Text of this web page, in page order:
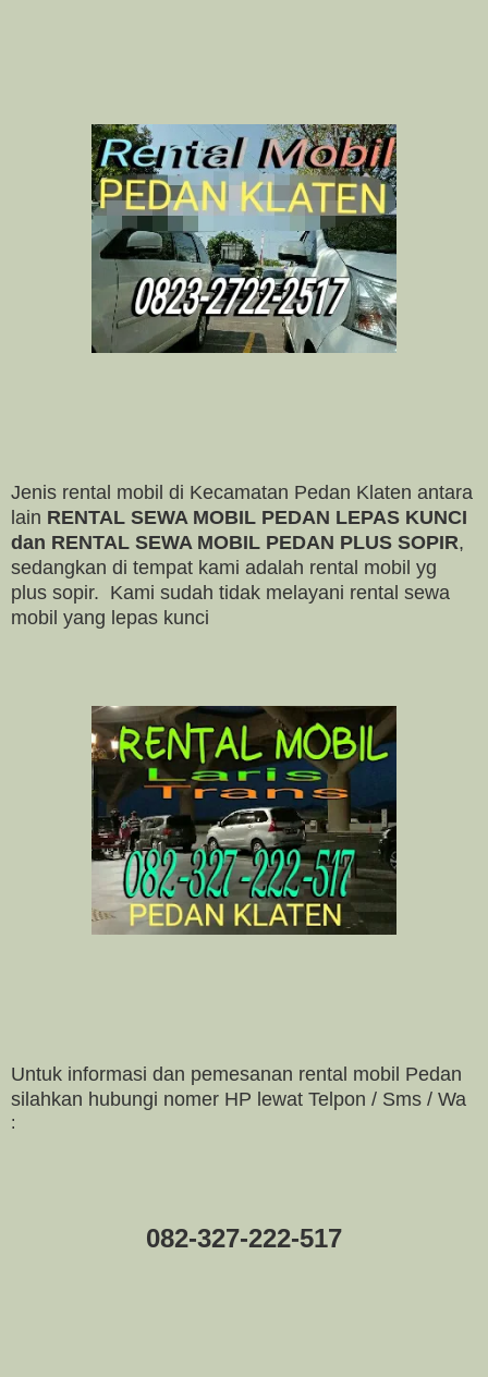
Jenis rental mobil di Kecamatan Pedan Klaten antara
lain RENTAL SEWA MOBIL PEDAN LEPAS KUNCI
dan RENTAL SEWA MOBIL PEDAN PLUS SOPIR,
sedangkan di tempat kami adalah rental mobil yg
plus sopir. Kami sudah tidak melayani rental sewa
mobil yang lepas kunci
Untuk informasi dan pemesanan rental mobil Pedan
silahkan hubungi nomer HP lewat Telpon / Sms / Wa
:
082-327-222-517